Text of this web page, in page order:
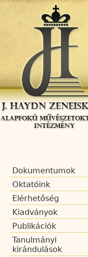
Dokumentumok
Oktatóink
Elérhetőség
Kiadványok
Publikációk
Tanulmányi
kirándulások